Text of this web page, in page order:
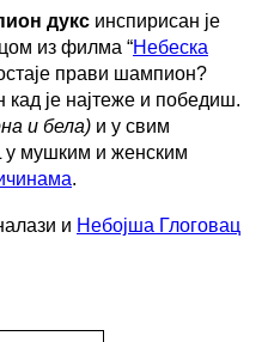
дукс инспирисан је
из филма “Небеска
прави шампион?
је најтеже и победиш.
и бела) и у свим
у мушким и женским
.
и Небојша Глоговац